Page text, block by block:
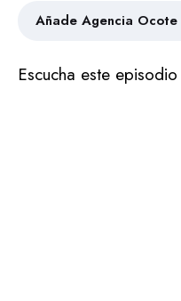
Añade Agencia
Escucha este